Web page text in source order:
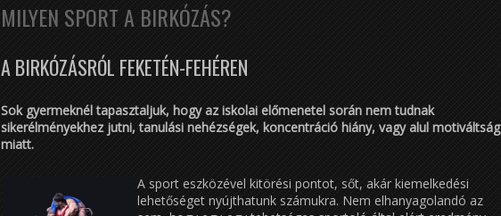
MILYEN SPORT A BIRKÓZÁS?
A BIRKÓZÁSRÓL FEKETÉN-FEHÉREN
Sok gyermeknél tapasztaljuk, hogy az iskolai előmenetel során nem tudnak
sikerélményekhez jutni, tanulási nehézségek, koncentráció hiány, vagy alul motiváltság
miatt.
A sport eszközével kitörési pontot, sőt, akár kiemelkedési
lehetőséget nyújthatunk számukra. Nem elhanyagolandó az